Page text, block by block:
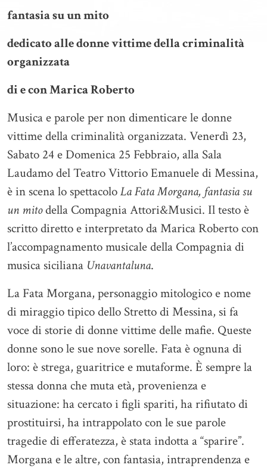
fantasia su un mito
dedicato alle donne vittime della criminalità
organizzata
di e con Marica Roberto
Musica e parole per non dimenticare le donne
vittime della criminalità organizzata. Venerdì 23,
Sabato 24 e Domenica 25 Febbraio, alla Sala
Laudamo del Teatro Vittorio Emanuele di Messina,
è in scena lo spettacoloLa Fata Morgana, fantasia su
un mitodella Compagnia Attori&Musici. Il testo è
scritto diretto e interpretato da Marica Roberto con
l’accompagnamento musicale della Compagnia di
musica siciliana Unavantaluna.
La Fata Morgana, personaggio mitologico e nome
di miraggio tipico dello Stretto di Messina, si fa
voce di storie di donne vittime delle mafie. Queste
donne sono le sue nove sorelle. Fata è ognuna di
loro: è strega, guaritrice e mutaforme. È sempre la
stessa donna che muta età, provenienza e
situazione: ha cercato i figli spariti, ha rifiutato di
prostituirsi, ha intrappolato con le sue parole
tragedie di efferatezza, è stata indotta a “sparire”.
Morgana e le altre, con fantasia, intraprendenza e